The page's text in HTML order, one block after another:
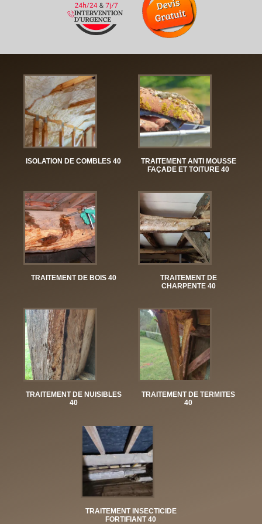
ISOLATION DE COMBLES 40
TRAITEMENT ANTI MOUSSE
FAÇADE ET TOITURE 40
TRAITEMENT DE BOIS 40
TRAITEMENT DE
CHARPENTE 40
TRAITEMENT DE NUISIBLES
40
TRAITEMENT DE TERMITES
40
TRAITEMENT INSECTICIDE
FORTIFIANT 40